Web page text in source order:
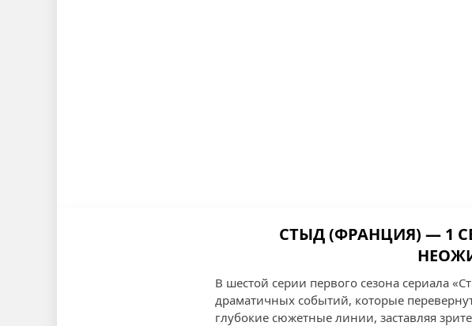
СТЫД (ФРАНЦИЯ) — 1
В шестой серии первого сезона сериала
драматичных событий, которые
глубокие сюжетные линии, заставляя